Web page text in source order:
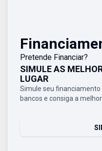
Pretende Financiar?
SIMULE AS
LUGAR
Simule seu
bancos e consiga a